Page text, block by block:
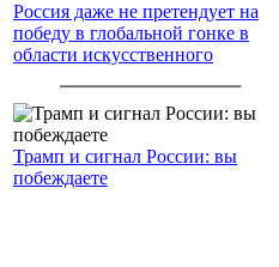
Россия даже не претендует на
победу в глобальной гонке в
области искусственного
Трамп и сигнал России: вы
побеждаете